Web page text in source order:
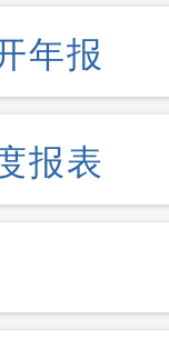
年报
报表